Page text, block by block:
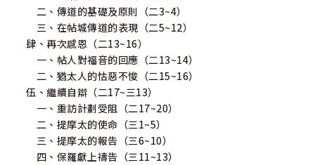
二、傳道的基礎及原則（二3~4）
三、在帖城傳道的表現（二5~12）
肆、再次感恩（二13~16）
一、帖人對福音的回應（二13~14）
二、猶太人的怙惡不悛（二15~16）
伍、繼續自辯（二17~三13）
一、重訪計劃受阻（二17~20）
二、提摩太的使命（三1~5）
三、提摩太的報告（三6~10）
四、保羅獻上禱告（三11~13）